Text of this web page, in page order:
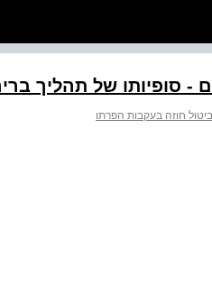
- סופיותו של תהליך
ביטול חוזה בעקבות הפרתו